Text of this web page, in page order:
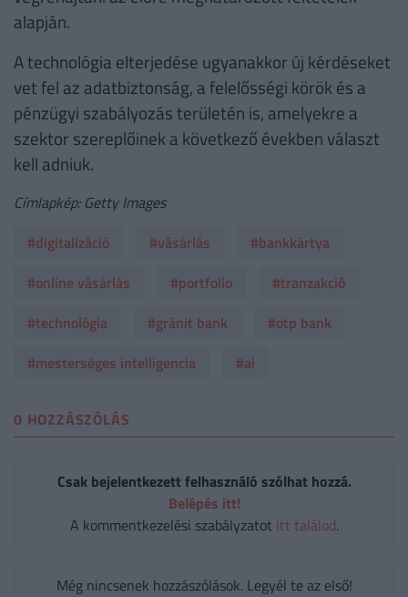
alapján.
A technológia elterjedése ugyanakkor új kérdéseket
vet fel az adatbiztonság, a felelősségi körök és a
pénzügyi szabályozás területén is, amelyekre a
szektor szereplőinek a következő években választ
kell adniuk.
Címlapkép: Getty Images
#digitalizáció
#vásárlás
#bankkártya
#online vásárlás
#portfolio
#tranzakció
#technológia
#gránit bank
#otp bank
#mesterséges intelligencia
#ai
0 HOZZÁSZÓLÁS
Csak bejelentkezett felhasználó szólhat hozzá.
Belépés itt!
A kommentkezelési szabályzatot itt találod.
Még nincsenek hozzászólások. Legyél te az első!